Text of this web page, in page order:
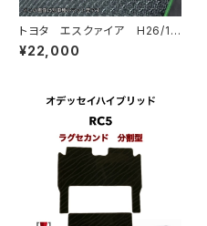
トヨタ エスクァイア H26/1
0〜R3/12 80系 フロアマッ
ト一式 カーマット 防水 ラバ
¥22,000